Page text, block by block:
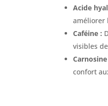
Acide
améliorer
Caféine :
visibles
confort